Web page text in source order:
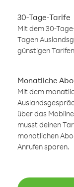
30-Tage-Tarife
Mit dem 30-
Tagen
günstigen
Monatliche
Mit dem
über das
musst deinen
monatlichen
Anrufen sparen.